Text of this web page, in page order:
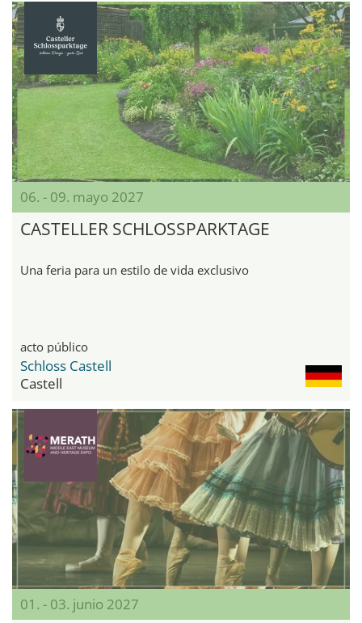
06. - 09. mayo 2027
CASTELLER SCHLOSSPARKTAGE
Una feria para un estilo de vida exclusivo
acto público
Schloss Castell
Castell
01. - 03. junio 2027